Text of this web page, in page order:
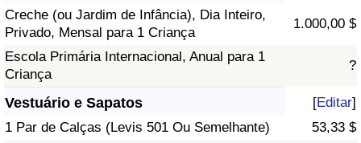
Creche (ou Jardim de Infância), Dia Inteiro,
Privado, Mensal para 1 Criança
1.000,00 $
Escola Primária Internacional, Anual para 1
Criança
?
Vestuário e Sapatos [Editar]
1 Par de Calças (Levis 501 Ou Semelhante)
53,33 $